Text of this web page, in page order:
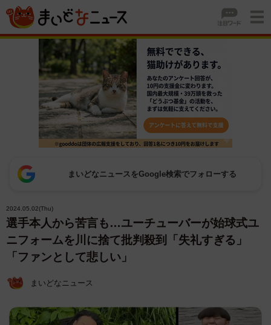
まいどなニュースをGoogle検索でフォローする
2024.05.02(Thu)
選手本人から苦言も…ユーチューバーが始球式ユ
ニフォームを川に捨て批判殺到「失礼すぎる」
「ファンとして悲しい」
まいどなニュース